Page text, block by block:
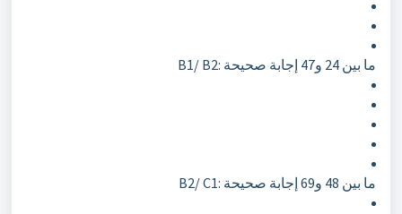
B1/ B2: ما بين 24 و47 إجابة صحيحة
B2/ C1: ما بين 48 و69 إجابة صحيحة